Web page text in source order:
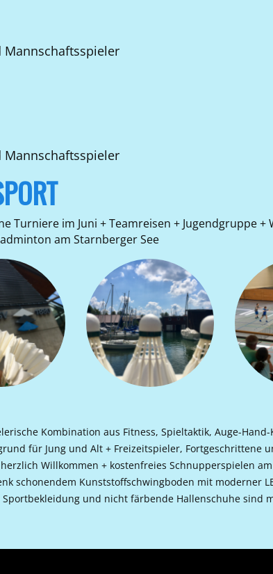
Mannschaftsspieler
Mannschaftsspieler
Turniere im Juni + Teamreisen + Jugendgruppe
am Starnberger See
Kombination aus Fitness, Spieltaktik, Auge-
für Jung und Alt + Freizeitspieler, Fortgeschrittene
Willkommen + kostenfreies Schnupperspielen
schonendem Kunststoffschwingboden mit moderner
Sportbekleidung und nicht färbende Hallenschuhe sind